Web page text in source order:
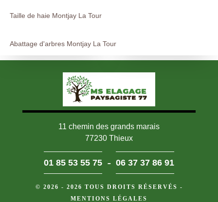
Taille de haie Montjay La Tour
Abattage d'arbres Montjay La Tour
11 chemin des grands marais
77230 Thieux
01 85 53 55 75 - 06 37 37 86 91
© 2026 - 2026 TOUS DROITS RÉSERVÉS -
MENTIONS LÉGALES